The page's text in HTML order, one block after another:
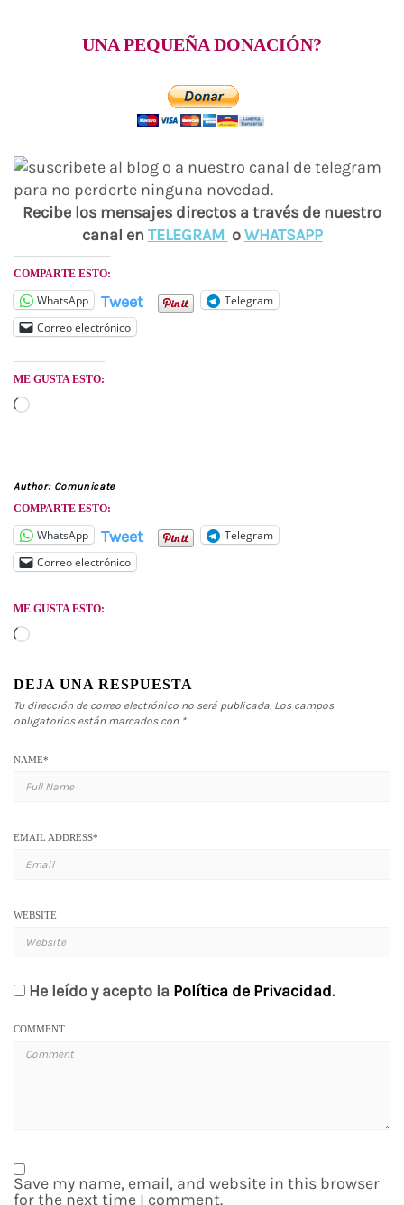
UNA PEQUEÑA DONACIÓN?
Recibe los mensajes directos a través de nuestro
canal en TELEGRAM oWHATSAPP
COMPARTE ESTO:
WhatsApp Tweet
Telegram
Correo electrónico
ME GUSTA ESTO:
Cargando...
Author: Comunicate
COMPARTE ESTO:
WhatsApp Tweet
Telegram
Correo electrónico
ME GUSTA ESTO:
Cargando...
DEJA UNA RESPUESTA
Tu dirección de correo electrónico no será publicada. Los campos
obligatorios están marcados con *
NAME*
EMAIL ADDRESS*
WEBSITE
He leído y acepto la Política de Privacidad.
COMMENT
Save my name, email, and website in this browser
for the next time I comment.